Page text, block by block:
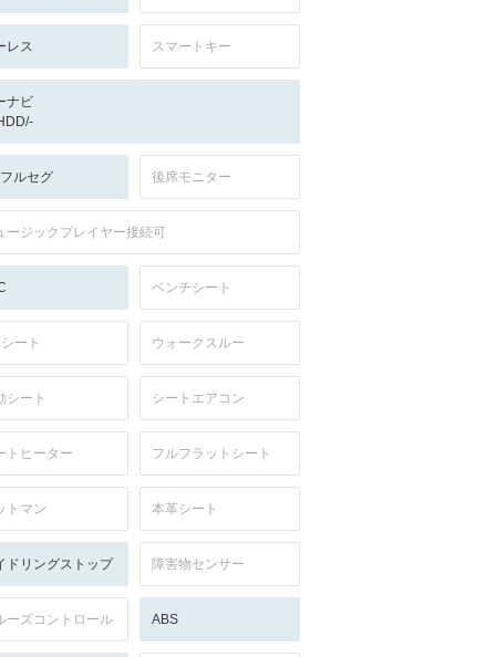
レス スマートキー
ナビ
ルセグ 後席モニター
ージックプレイヤー接続可
ベンチシート
ート ウォークスルー
シート シートエアコン
トヒーター フルフラットシート
トマン 本革シート
ドリングストップ 障害物センサー
ーズコントロール ABS